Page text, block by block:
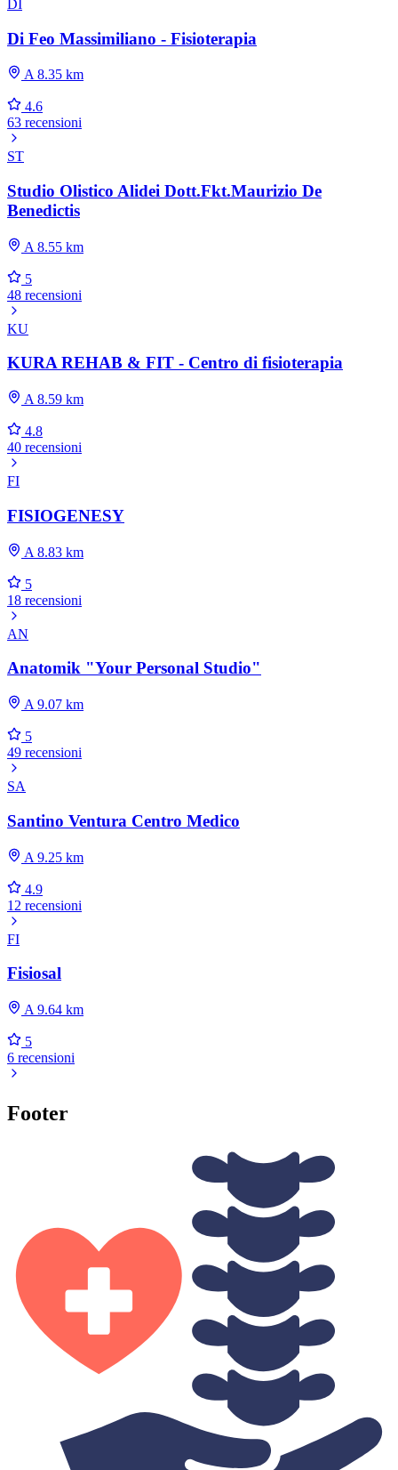
DI
Di Feo Massimiliano - Fisioterapia
A 8.35 km
4.6
63 recensioni
ST
Studio Olistico Alidei Dott.Fkt.Maurizio De
Benedictis
A 8.55 km
5
48 recensioni
KU
KURA REHAB & FIT - Centro di fisioterapia
A 8.59 km
4.8
40 recensioni
FI
FISIOGENESY
A 8.83 km
5
18 recensioni
AN
Anatomik "Your Personal Studio"
A 9.07 km
5
49 recensioni
SA
Santino Ventura Centro Medico
A 9.25 km
4.9
12 recensioni
FI
Fisiosal
A 9.64 km
5
6 recensioni
Footer